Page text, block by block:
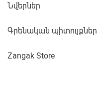
Նվերներ
Գրենական պիտույքներ
Zangak Store